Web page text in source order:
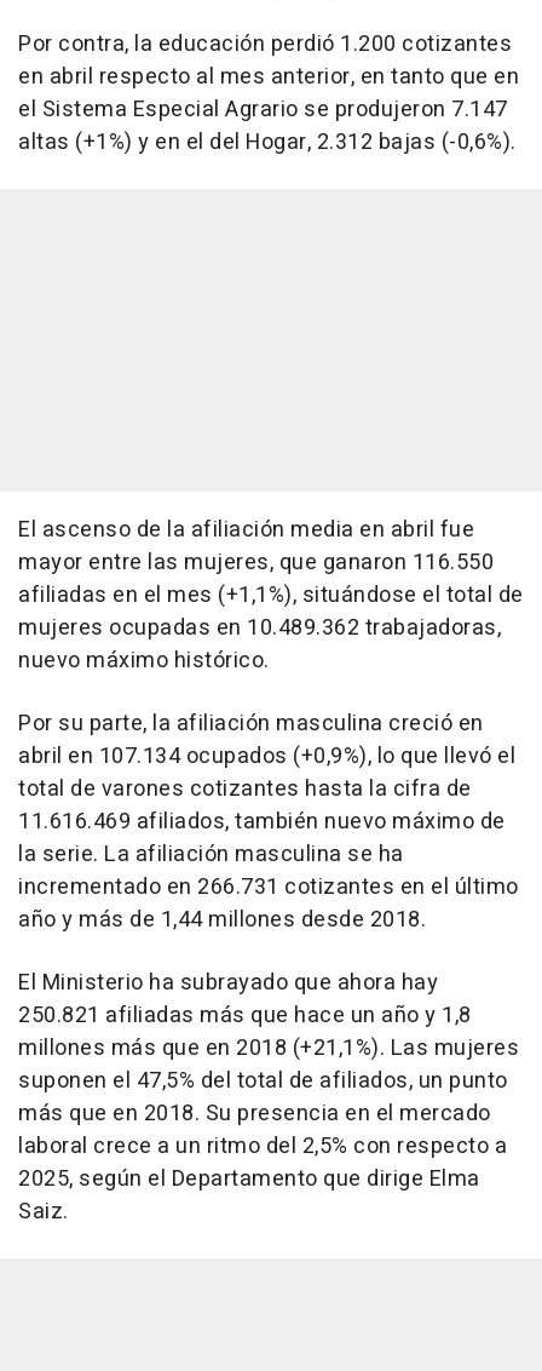
Por contra, la educación perdió 1.200 cotizantes
en abril respecto al mes anterior, en tanto que en
el Sistema Especial Agrario se produjeron 7.147
altas (+1%) y en el del Hogar, 2.312 bajas (-0,6%).
El ascenso de la afiliación media en abril fue
mayor entre las mujeres, que ganaron 116.550
afiliadas en el mes (+1,1%), situándose el total de
mujeres ocupadas en 10.489.362 trabajadoras,
nuevo máximo histórico.
Por su parte, la afiliación masculina creció en
abril en 107.134 ocupados (+0,9%), lo que llevó el
total de varones cotizantes hasta la cifra de
11.616.469 afiliados, también nuevo máximo de
la serie. La afiliación masculina se ha
incrementado en 266.731 cotizantes en el último
año y más de 1,44 millones desde 2018.
El Ministerio ha subrayado que ahora hay
250.821 afiliadas más que hace un año y 1,8
millones más que en 2018 (+21,1%). Las mujeres
suponen el 47,5% del total de afiliados, un punto
más que en 2018. Su presencia en el mercado
laboral crece a un ritmo del 2,5% con respecto a
2025, según el Departamento que dirige Elma
Saiz.